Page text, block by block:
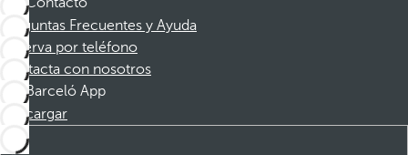
Preguntas Frecuentes y Ayuda
Reserva por teléfono
Contacta con nosotros
Barceló App
Descargar